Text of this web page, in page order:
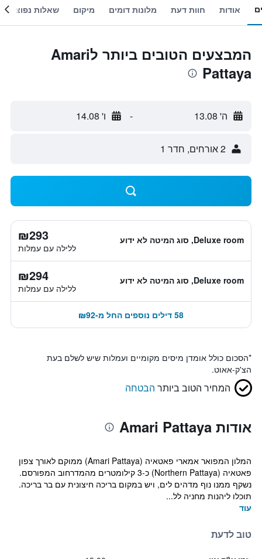
אודות חוות דעת מלונות דומים מיקום שאלות נפוצות
המבצעים הטובים ביותר לAmari
Pattaya
ה' 13.08 - ו' 14.08
2 אורחים, חדר 1
Deluxe room, סוג המיטה לא ידוע ₪293
ללילה עם עמלות
Deluxe room, סוג המיטה לא ידוע ₪294
ללילה עם עמלות
58 דילים נוספים החל מ-₪92
*הסכום כולל אומדן מיסים מקומיים ועמלות שיש לשלם בעת
הצ'ק-אאוט.
המחיר הטוב ביותר הבטחה
אודות Amari Pattaya
המלון המפואר אמארי פאטאיה (Amari Pattaya) ממוקם לאורך צפון
פאטאיה (Northern Pattaya) כ-3 קילומטרים מהמדרחוב המפורסם.
נשקף ממנו נוף מדהים לים, ויש במקום בריכה חיצונית עם בר בריכה.
תוכלו ליהנות מחניה לל...
עוד
טוב לדעת